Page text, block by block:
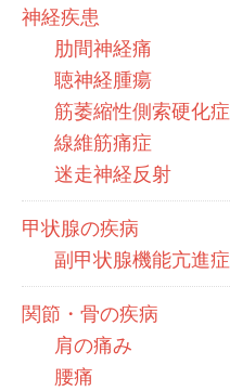
神経疾患
肋間神経痛
聴神経腫瘍
筋萎縮性側索硬化症
線維筋痛症
迷走神経反射
甲状腺の疾病
副甲状腺機能亢進症
関節・骨の疾病
肩の痛み
腰痛